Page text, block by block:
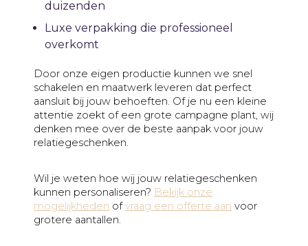
duizenden
Luxe verpakking die professioneel
overkomt
Door onze eigen productie kunnen we snel
schakelen en maatwerk leveren dat perfect
aansluit bij jouw behoeften. Of je nu een kleine
attentie zoekt of een grote campagne plant, wij
denken mee over de beste aanpak voor jouw
relatiegeschenken.
Wil je weten hoe wij jouw relatiegeschenken
kunnen personaliseren? Bekijk onze
mogelijkheden ofvraag een offerte aan voor
grotere aantallen.